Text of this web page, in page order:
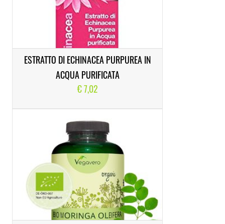
ESTRATTO DI ECHINACEA PURPUREA IN
ACQUA PURIFICATA
€ 7,02